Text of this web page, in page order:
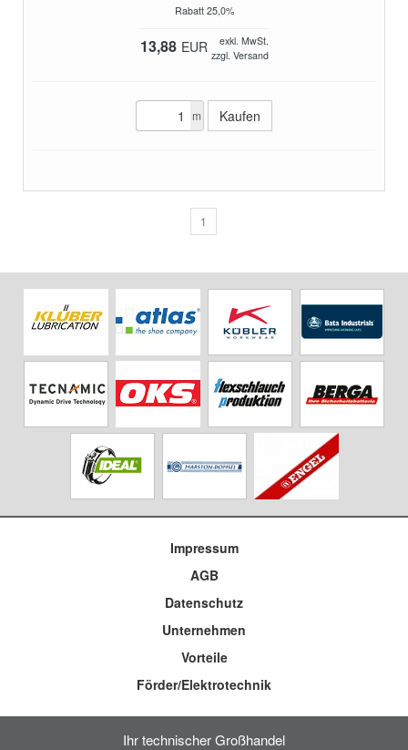
Rabatt 25,0%
13,88 EUR
exkl. MwSt.
zzgl. Versand
m
1
Impressum
AGB
Datenschutz
Unternehmen
Vorteile
Förder/Elektrotechnik
Ihr technischer Großhandel